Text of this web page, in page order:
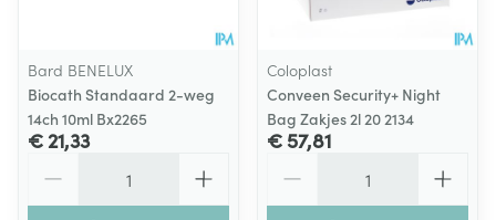
Bard BENELUX
Biocath Standaard 2-weg
14ch 10ml Bx2265
€ 21,33
Coloplast
Conveen Security+ Night
Bag Zakjes 2l 20 2134
€ 57,81